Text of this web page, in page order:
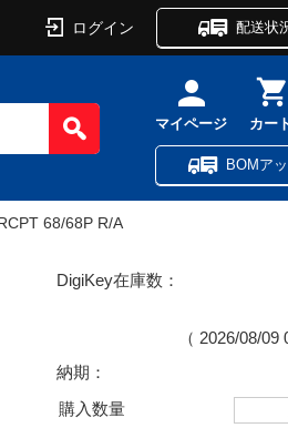
ログイン 配送状
マイページ カー
BOMア
68/68P R/A
DigiKey在庫数：
（ 2026/08/09
納期：
購入数量